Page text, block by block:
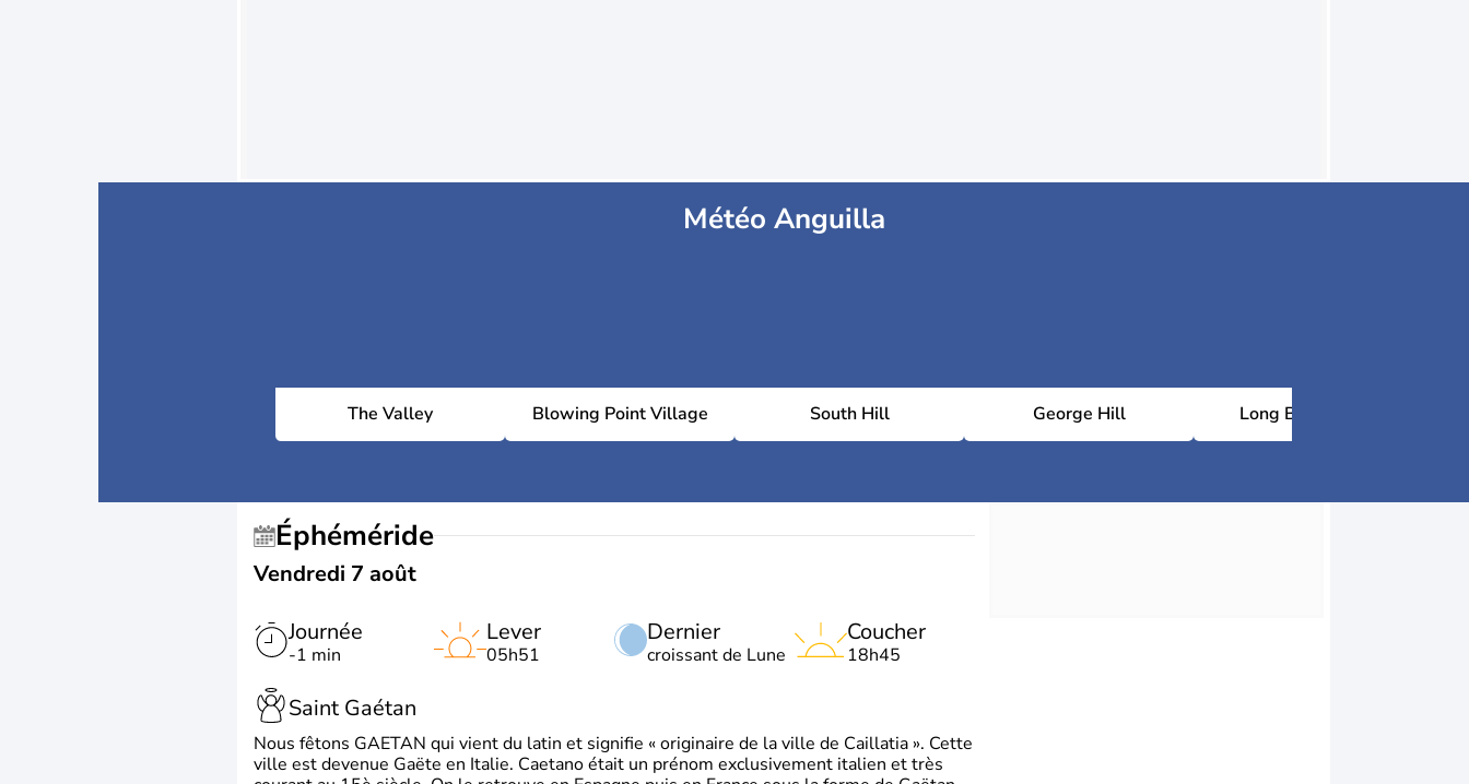
Météo Anguilla
The Valley Blowing Point Village South Hill George Hill Long Bay Village
Éphéméride
Vendredi 7 août
Journée
-1 min
Dernier
croissant de Lune
Lever
05h51
Coucher
18h45
Saint Gaétan
Nous fêtons GAETAN qui vient du latin et signifie « originaire de la ville de Caillatia ». Cette
ville est devenue Gaëte en Italie. Caetano était un prénom exclusivement italien et très